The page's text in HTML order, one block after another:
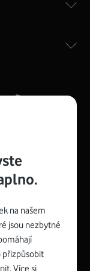
rozměry 21
stojánku)
na našem
jsou nezbytné
přizpůsobit
Více si